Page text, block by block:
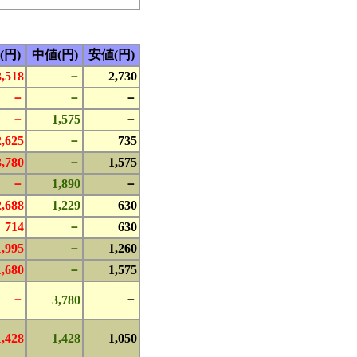
円) 中値(円)
安値(円)
－
2,730
－
－
－
－
1,575
－
－
735
－
1,575
－
1,890
－
1,229
630
714
－
630
－
1,260
－ 1,575
－ 3,780 －
1,428 1,050